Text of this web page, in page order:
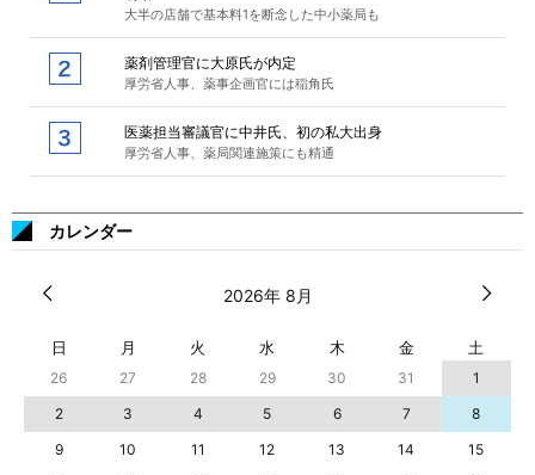
大半の店舗で基本料1を断念した中小薬局も
薬剤管理官に大原氏が内定
厚労省人事、薬事企画官には稲角氏
医薬担当審議官に中井氏、初の私大出身
厚労省人事、薬局関連施策にも精通
カレンダー
2026年 8月
日 月 火 水 木 金 土
26 27 28 29 30 31
1
2
3 4 5 6 7
8
9
10 11 12 13 14
15